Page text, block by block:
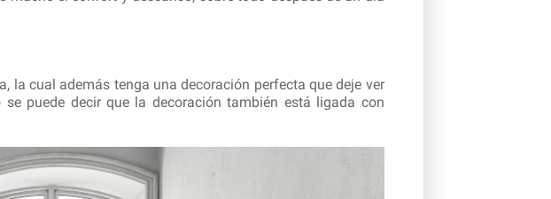
la cual además tenga una decoración perfecta que deje ver
puede decir que la decoración también está ligada con